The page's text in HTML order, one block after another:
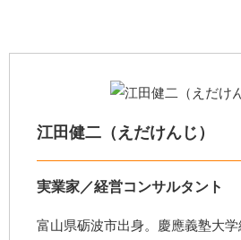
江田健二（えだけんじ）
実業家／経営コンサルタント
富山県砺波市出身。慶應義塾大